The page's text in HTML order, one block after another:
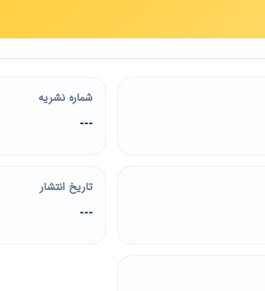
شماره نشریه
---
تاریخ انتشار
---